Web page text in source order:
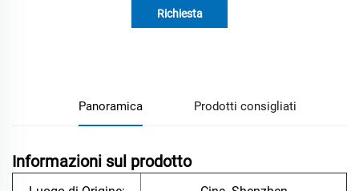
Richiesta
Panoramica Prodotti consigliati
Informazioni sul prodotto